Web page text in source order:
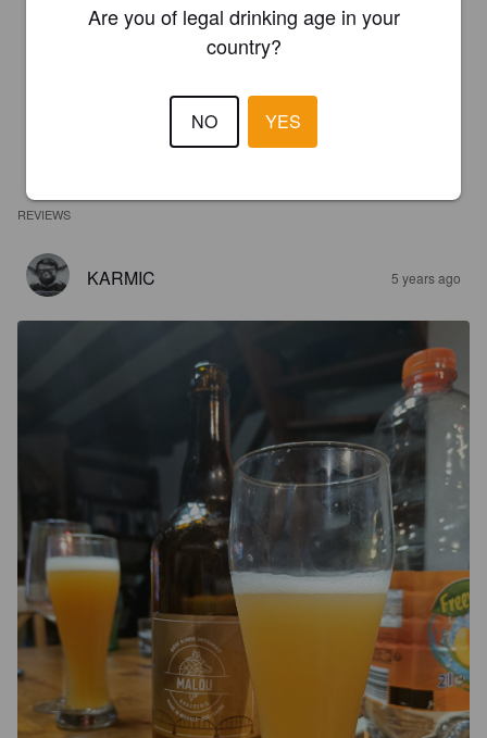
REVIEWS
KARMIC 5 years ago
Are you of legal drinking age in your
country?
NO YES